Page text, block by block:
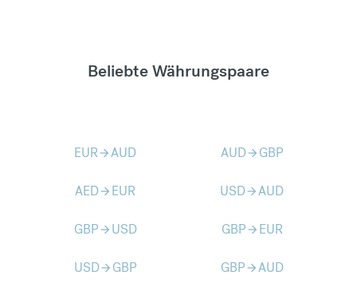
Beliebte Währungspaare
EURarrow_forwardAUD AUDarrow_forward GBP
AEDarrow_forward EUR USDarrow_forwardAUD
GBParrow_forward USD GBParrow_forward EUR
USDarrow_forward GBP GBParrow_forwardAUD